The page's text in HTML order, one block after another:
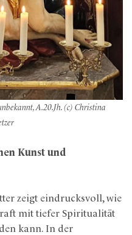
A.20.Jh. (c) Christina
Kunst und
zeigt eindrucksvoll, wie
mit tiefer Spiritualität
kann. In der